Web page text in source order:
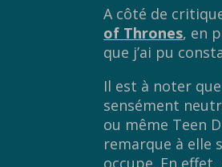
A côté de
of Thrones, en
que j’ai pu
Il est à noter
sensément
ou même Teen
remarque à elle
occupe. En